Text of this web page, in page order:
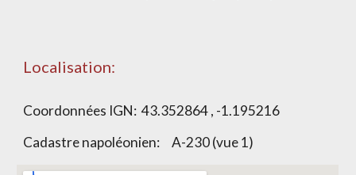
Localisation:
Coordonnées IGN:43.352864 , -1.195216
Cadastre napoléonien:A-230 (vue 1)